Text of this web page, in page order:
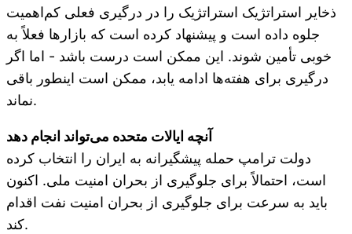
ذخایر استراتژیک استراتژیک را در درگیری فعلی کم‌اهمیت
جلوه داده است و پیشنهاد کرده است که بازارها فعلاً به
خوبی تأمین شوند. این ممکن است درست باشد - اما اگر
درگیری برای هفته‌ها ادامه یابد، ممکن است اینطور باقی
نماند.
آنچه ایالات متحده می‌تواند انجام دهد
دولت ترامپ حمله پیشگیرانه به ایران را انتخاب کرده
است، احتمالاً برای جلوگیری از بحران امنیت ملی. اکنون
باید به سرعت برای جلوگیری از بحران امنیت نفت اقدام
کند.